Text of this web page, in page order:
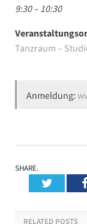
9:30 – 10:30
Tanzraum –
Anmeldung:
SHARE.
Twitter
RELATED POSTS